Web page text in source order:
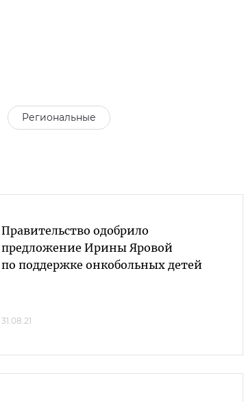
Региональные
Правительство одобрило
предложение Ирины Яровой
по поддержке онкобольных детей
31.08.21